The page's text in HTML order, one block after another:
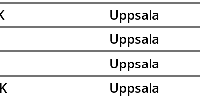
Uppsala
Uppsala
Uppsala
Uppsala